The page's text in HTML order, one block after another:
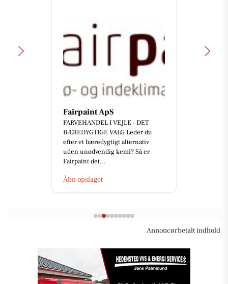
Fairpaint ApS
FARVEHANDEL I VEJLE - DET
BÆREDYGTIGE VALG Leder du
efter et bæredygtigt alternativ
uden unødvendig kemi? Så er
Fairpaint det...
Åbn opslaget
Annoncørbetalt indhold